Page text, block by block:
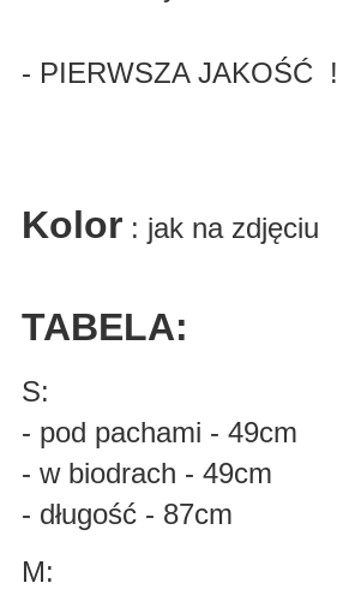
- PIERWSZA JAKOŚĆ !
Kolor : jak na zdjęciu
TABELA:
S:
- pod pachami - 49cm
- w biodrach - 49cm
- długość - 87cm
M: